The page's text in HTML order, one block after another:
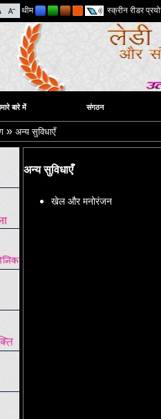
थीम स्क्रीन रीडर
बारे में संगठन
» अन्य सुविधाएँ
अन्य सुविधाएँ
खेल और मनोरंजन